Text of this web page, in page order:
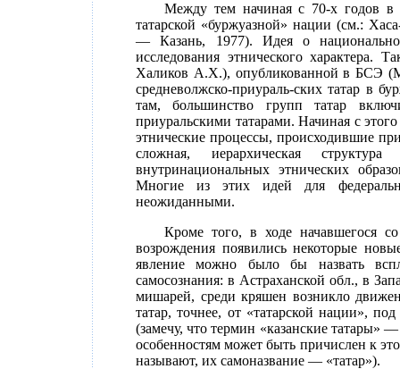
Между тем начиная с 70-х годов в
татарской «буржуазной» нации (см.:
— Казань, 1977). Идея о
исследования этнического
Халиков А.Х.), опубликованной в БСЭ
средневолжско-приураль-ских татар в
там, большинство групп татар
приуральскими татарами. Начиная с
этнические процессы, происходившие
сложная, иерархическая
внутринациональных этнических
Многие из этих идей для
неожиданными.
Кроме того, в ходе начавшегося
возрождения появились некоторые
явление можно было бы назвать
самосознания: в Астраханской обл., в
мишарей, среди кряшен возникло
татар, точнее, от «татарской нации»,
(замечу, что термин «казанские татары»
особенностям может быть причислен к
называют, их самоназвание — «татар»).